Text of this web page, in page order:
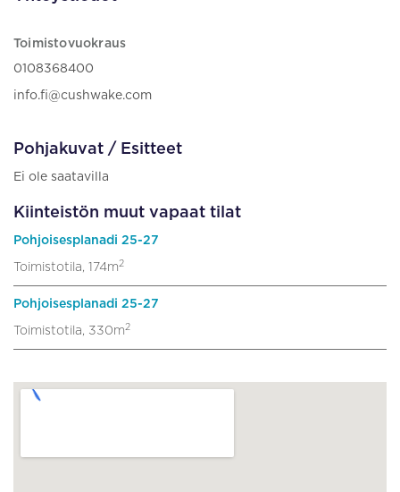
Toimistovuokraus
0108368400
info.fi@cushwake.com
Pohjakuvat / Esitteet
Ei ole saatavilla
Kiinteistön muut vapaat tilat
Pohjoisesplanadi 25-27
Toimistotila, 174m 2
Pohjoisesplanadi 25-27
Toimistotila, 330m 2